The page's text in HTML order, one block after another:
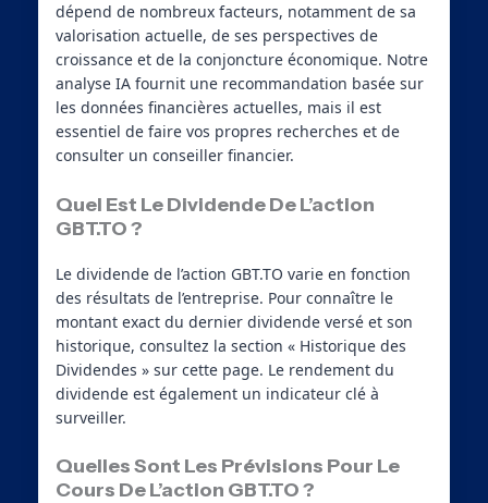
dépend de nombreux facteurs, notamment de sa
valorisation actuelle, de ses perspectives de
croissance et de la conjoncture économique. Notre
analyse IA fournit une recommandation basée sur
les données financières actuelles, mais il est
essentiel de faire vos propres recherches et de
consulter un conseiller financier.
Quel Est Le Dividende De L’action
GBT.TO ?
Le dividende de l’action GBT.TO varie en fonction
des résultats de l’entreprise. Pour connaître le
montant exact du dernier dividende versé et son
historique, consultez la section « Historique des
Dividendes » sur cette page. Le rendement du
dividende est également un indicateur clé à
surveiller.
Quelles Sont Les Prévisions Pour Le
Cours De L’action GBT.TO ?